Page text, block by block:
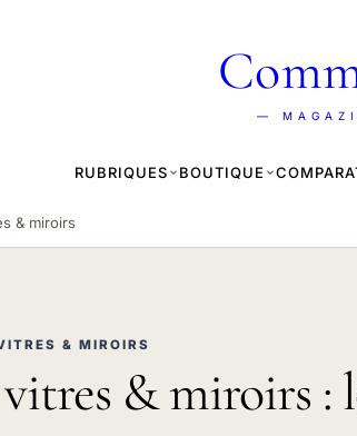
—
RUBRIQUES BOUTIQUE
& miroirs
& MIROIRS
& miroirs :